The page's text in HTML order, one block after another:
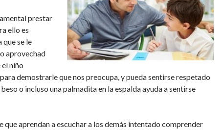
prestar
ello es
se le
aprovechad
niño
demostrarle que nos preocupa, y pueda sentirse respetado
o incluso una palmadita en la espalda ayuda a sentirse
que aprendan a escuchar a los demás intentado comprender